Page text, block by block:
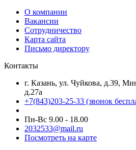
О компании
Вакансии
Сотрудничество
Карта сайта
Письмо директору
Контакты
г. Казань, ул. Чуйкова, д.39,
д.27а
+7(843)203-25-33 (звонок
Пн-Вс 9.00 - 18.00
2032533@mail.ru
Посмотреть на карте